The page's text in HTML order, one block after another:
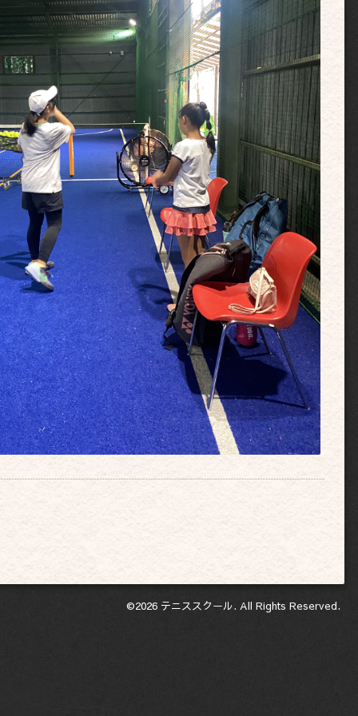
©2026 テニススクール. All Rights Reserved.